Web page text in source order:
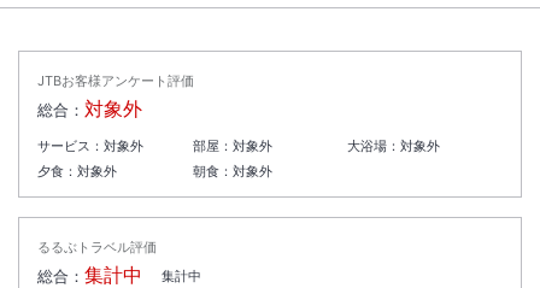
JTBお客様アンケート評価
総合： 対象外
サービス： 対象外 部屋： 対象外 大浴場：対象外
夕食： 対象外 朝食： 対象外
るるぶトラベル評価
総合： 集計中 集計中